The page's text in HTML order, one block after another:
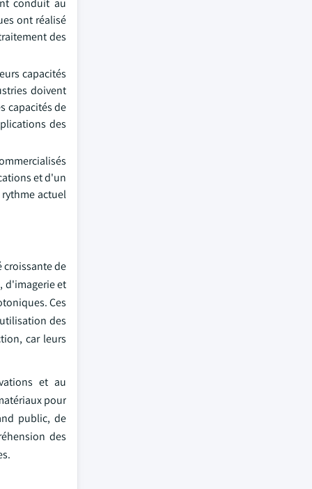
conduit au
ont réalisé
des
capacités
doivent
capacités de
des
et d'un
actuel
croissante de
d'imagerie et
Ces
des
car leurs
et au
pour
public, de
des